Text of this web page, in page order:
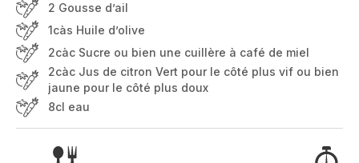
2 Gousse d’ail
1càs Huile d’olive
2càc Sucre ou bien une cuillère à café de miel
2càc Jus de citron Vert pour le côté plus vif ou bien
jaune pour le côté plus doux
8cl eau